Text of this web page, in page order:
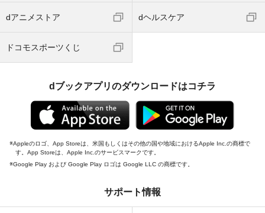
dアニメストア dヘルスケア
ドコモスポーツくじ
dブックアプリのダウンロードはコチラ
Appleのロゴ、App Storeは、米国もしくはその他の国や地域におけるApple Inc.の商標で
す。App Storeは、Apple Inc.のサービスマークです。
Google Play および Google Play ロゴは Google LLC の商標です。
サポート情報